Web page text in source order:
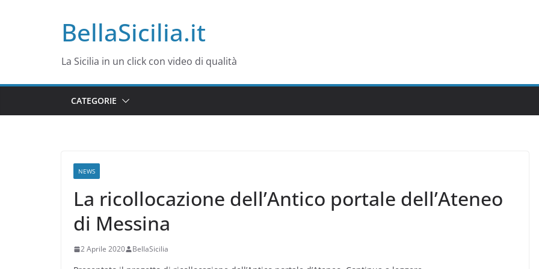
BellaSicilia.it
La Sicilia in un click con video di qualità
CATEGORIE
NEWS
La ricollocazione dell’Antico portale dell’Ateneo
di Messina
2 Aprile 2020 BellaSicilia